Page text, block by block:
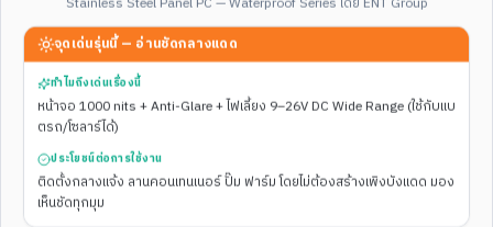
คลังสินค้า / Lot Tracking / Access
สแกน QR/Barcode/RFID เพื่อรับ-จ่ายสินค้า, ลงเวลา, ควบคุมการเข้าออก
รุ่นที่เราแนะนำ
ENT-WP-169
มี QR Scanner
ทำไมรุ่นเหล่านี้ถึงเหมาะ
มี QR/Barcode Scanner + NFC/RFID Reader + GPIO ในตัวเครื่อง — ติด
จุดเด่นรุ่นนี้ — อ่านชัดกลางแดด
ทำไมถึงเด่นเรื่องนี้
หน้าจอ 1000 nits + Anti-Glare + ไฟเลี้ยง 9–26V DC Wide Range (ใช้กับแบ
ตรถ/โซลาร์ได้)
ประโยชน์ต่อการใช้งาน
ติดตั้งกลางแจ้ง ลานคอนเทนเนอร์ ปั๊ม ฟาร์ม โดยไม่ต้องสร้างเพิงบังแดด มอง
เห็นชัดทุกมุม